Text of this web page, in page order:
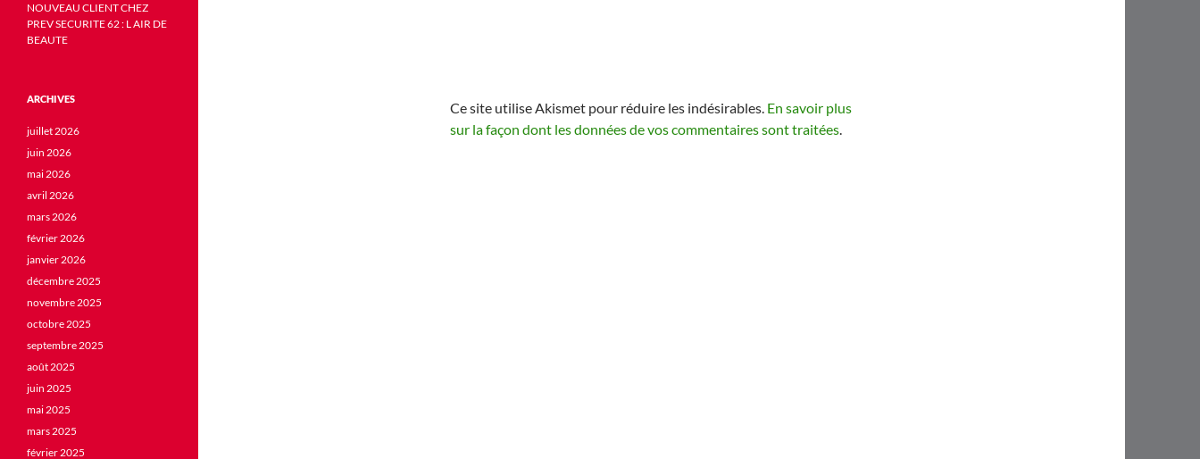
Ce site utilise Akismet pour réduire les indésirables. En savoir plus
sur la façon dont les données de vos commentaires sont traitées.
NOUVEAU CLIENT CHEZ
PREV SECURITE 62 : L AIR DE
BEAUTE
ARCHIVES
juillet 2026
juin 2026
mai 2026
avril 2026
mars 2026
février 2026
janvier 2026
décembre 2025
novembre 2025
octobre 2025
septembre 2025
août 2025
juin 2025
mai 2025
mars 2025
février 2025